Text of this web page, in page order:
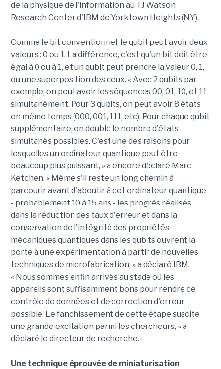
de la physique de l'information au TJ Watson
Research Center d'IBM de Yorktown Heights (NY).
Comme le bit conventionnel, le qubit peut avoir deux
valeurs : 0 ou 1. La différence, c'est qu'un bit doit être
égal à 0 ou à 1, et un qubit peut prendre la valeur 0, 1,
ou une superposition des deux. « Avec 2 qubits par
exemple, on peut avoir les séquences 00, 01, 10, et 11
simultanément. Pour 3 qubits, on peut avoir 8 états
en même temps (000, 001, 111, etc). Pour chaque qubit
supplémentaire, on double le nombre d'états
simultanés possibles. C'est une des raisons pour
lesquelles un ordinateur quantique peut être
beaucoup plus puissant, » a encore déclaré Marc
Ketchen. « Même s'il reste un long chemin à
parcourir avant d'aboutir à cet ordinateur quantique
- probablement 10 à 15 ans - les progrès réalisés
dans la réduction des taux d'erreur et dans la
conservation de l'intégrité des propriétés
mécaniques quantiques dans les qubits ouvrent la
porte à une expérimentation à partir de nouvelles
techniques de microfabrication, » a déclaré IBM.
« Nous sommes enfin arrivés au stade où les
appareils sont suffisamment bons pour rendre ce
contrôle de données et de correction d'erreur
possible. Le fanchissement de cette étape suscite
une grande excitation parmi les chercheurs, » a
déclaré le directeur de recherche.
Une technique éprouvée de miniaturisation